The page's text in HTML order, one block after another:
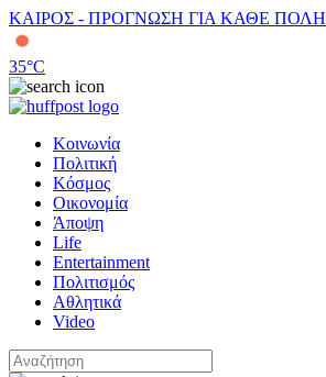
ΚΑΙΡΟΣ - ΠΡΟΓΝΩΣΗ ΓΙΑ ΚΑΘΕ ΠΟΛΗ
35°C
Κοινωνία
Πολιτική
Κόσμος
Οικονομία
Άποψη
Life
Entertainment
Πολιτισμός
Αθλητικά
Video